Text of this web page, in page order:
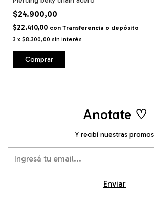
$24.900,00
$22.410,00 con Transferencia o depósito
3 x $8.300,00 sin interés
Comprar
Anotate ♡
Y recibí nuestras promos